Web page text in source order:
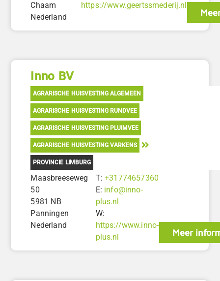
Chaam
Nederland
https://www.geertssmederij.nl
Inno BV
AGRARISCHE HUISVESTING ALGEMEEN
AGRARISCHE HUISVESTING RUNDVEE
AGRARISCHE HUISVESTING PLUIMVEE
AGRARISCHE HUISVESTING VARKENS
PROVINCIE LIMBURG
Maasbreeseweg
50
5981 NB
Panningen
Nederland
T:+31774657360
E: info@inno-
plus.nl
W:
https://www.inno-
plus.nl
Meer